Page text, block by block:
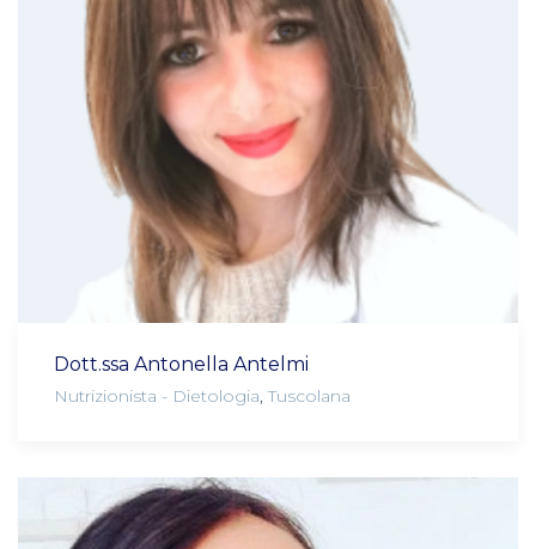
Dott.ssa Antonella Antelmi
Nutrizionista - Dietologia,Tuscolana